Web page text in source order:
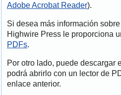
Adobe Acrobat Reader).
Si desea más información
Highwire Press le proporciona
PDFs.
Por otro lado, puede descargar
podrá abrirlo con un lector de
enlace anterior.